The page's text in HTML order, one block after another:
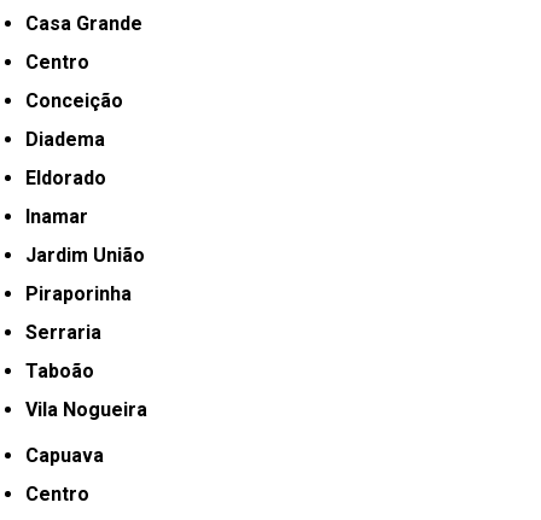
Casa Grande
Centro
Conceição
Diadema
Eldorado
Inamar
Jardim União
Piraporinha
Serraria
Taboão
Vila Nogueira
Capuava
Centro